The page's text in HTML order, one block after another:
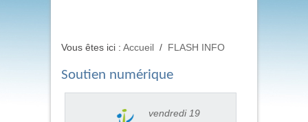
Vous êtes ici : Accueil / FLASH INFO
Soutien numérique
vendredi 19